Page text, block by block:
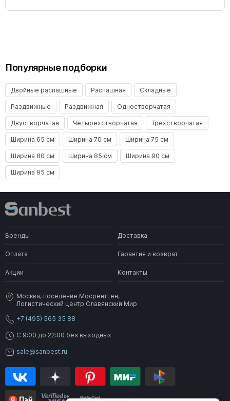
Популярные подборки
Двойные распашные Распашная Складные
Раздвижные Раздвижная Одностворчатая
Двустворчатая Четырехстворчатая Трехстворчатая
Ширина 65 см Ширина 70 см Ширина 75 см
Ширина 80 см Ширина 85 см Ширина 90 см
Ширина 95 см
Бренды Доставка
Оплата Гарантия и возврат
Акции Контакты
Москва, поселение Мосрентген,
Логистический центр Славянский Мир
+7 (495) 565 35 88
C 9:00 до 22:00 без выходных
sale@sanbest.ru